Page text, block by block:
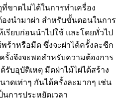
ขาดไม่ได้ในการทำเครื่อง
องนำมาผ่า สำหรับขั้นตอนในการ
เรียบก่อนนำไปใช้ และโดยทั่วไป
ร้าหรือมีด ซึ่งจะผ่าได้ครั้งละซีก
รั้งจึงจะพอสำหรับความต้องการ
รับอุบัติเหตุ มีดผ่าไม้ไผ่ได้สร้าง
าดเท่าๆ กันได้ครั้งละมากๆ เช่น
นการประหยัดเวลา